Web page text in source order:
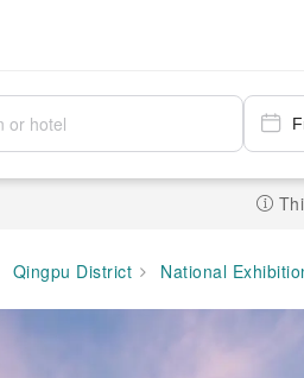
Qingpu District National